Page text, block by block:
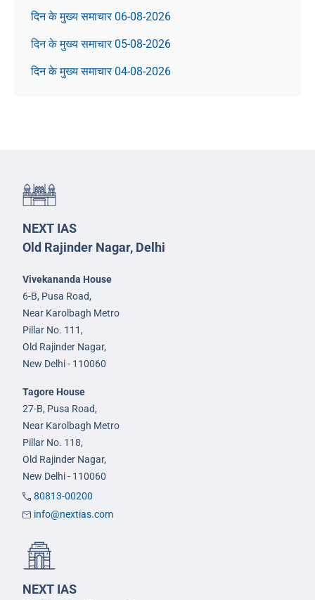
दिन के मुख्य समाचार 06-08-2026
दिन के मुख्य समाचार 05-08-2026
दिन के मुख्य समाचार 04-08-2026
NEXT IAS
Old Rajinder Nagar, Delhi
Vivekananda House
6-B, Pusa Road,
Near Karolbagh Metro
Pillar No. 111,
Old Rajinder Nagar,
New Delhi - 110060
Tagore House
27-B, Pusa Road,
Near Karolbagh Metro
Pillar No. 118,
Old Rajinder Nagar,
New Delhi - 110060
80813-00200
info@nextias.com
NEXT IAS